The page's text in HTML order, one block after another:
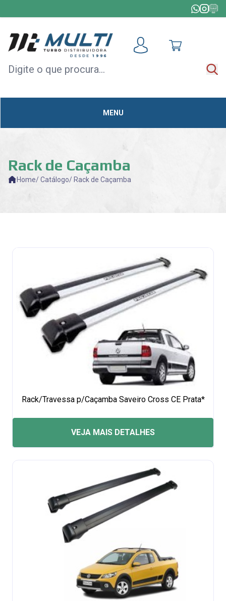
MENU
TODAS AS CATEGORIAS+
MÓDULOS
ACELERAÇÃO
OUTLET
Rack de Caçamba
Home/ Catálogo/ Rack de Caçamba
Rack/Travessa p/Caçamba Saveiro Cross CE Prata*
VEJA MAIS DETALHES